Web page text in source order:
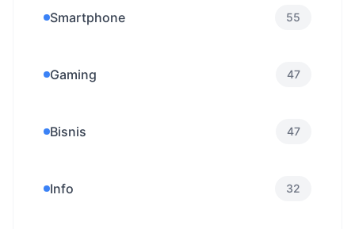
Smartphone 55
Gaming 47
Bisnis 47
Info 32